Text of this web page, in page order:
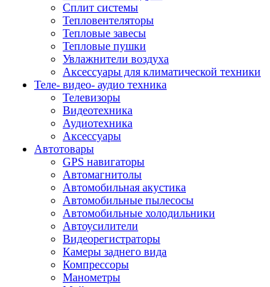
Сплит системы
Тепловентеляторы
Тепловые завесы
Тепловые пушки
Увлажнители воздуха
Аксессуары для климатической техники
Теле- видео- аудио техника
Телевизоры
Видеотехника
Аудиотехника
Аксессуары
Автотовары
GPS навигаторы
Автомагнитолы
Автомобильная акустика
Автомобильные пылесосы
Автомобильные холодильники
Автоусилители
Видеорегистраторы
Камеры заднего вида
Компрессоры
Манометры